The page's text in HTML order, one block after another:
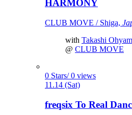
HARMONY
CLUB MOVE / Shiga,
with Takashi
@ CLUB MOVE
0 Stars/ 0 views
11.14 (Sat)
freqsix To Real